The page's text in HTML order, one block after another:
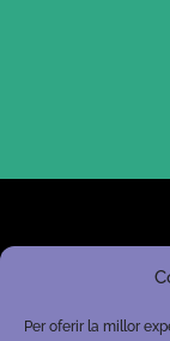
Per oferir la millor
Ajuntament
Departament